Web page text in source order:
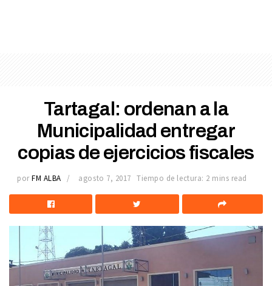
Tartagal: ordenan a la
Municipalidad entregar
copias de ejercicios fiscales
por FM ALBA agosto 7, 2017 Tiempo de lectura: 2 mins read